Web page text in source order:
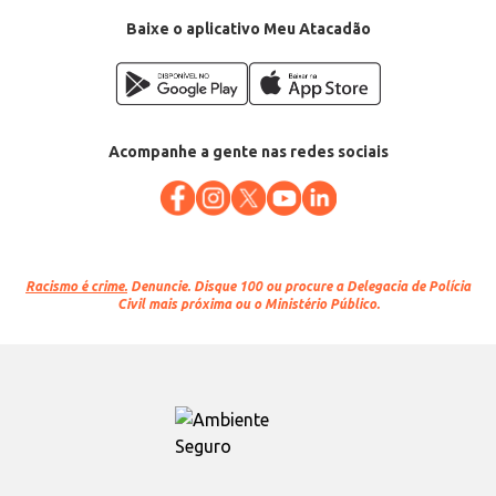
Baixe o aplicativo Meu Atacadão
Acompanhe a gente nas redes sociais
Racismo é crime. Denuncie. Disque 100 ou procure a Delegacia de Polícia
Civil mais próxima ou o Ministério Público.